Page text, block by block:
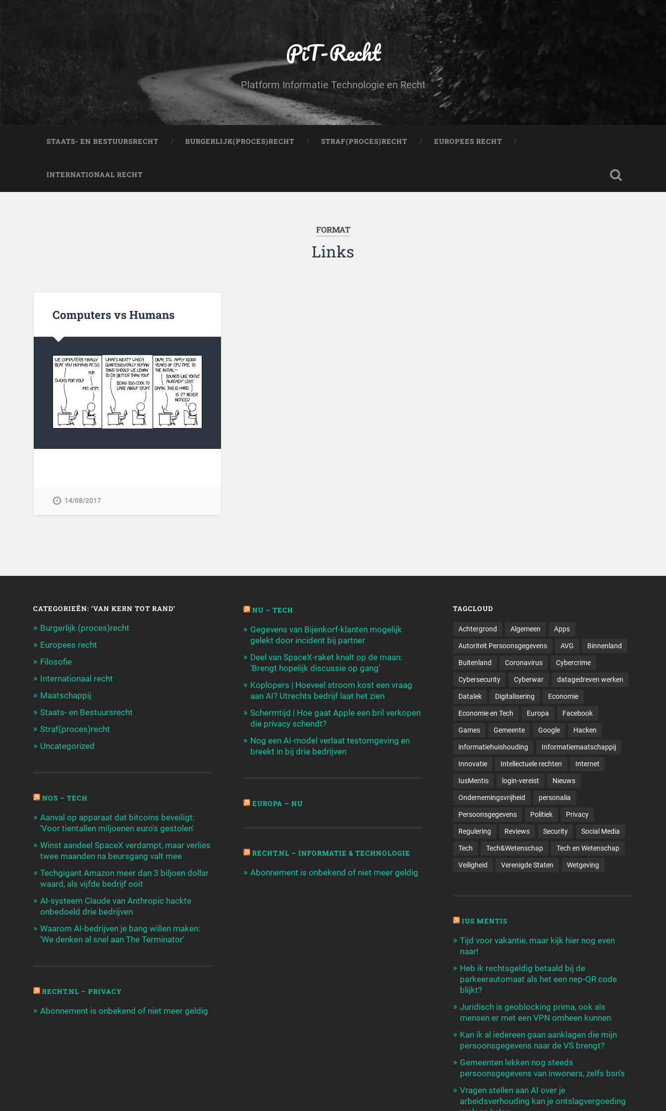
PiT-Recht
Platform Informatie Technologie en Recht
STAATS- EN BESTUURSRECHT BURGERLIJK(PROCES)RECHT STRAF(PROCES)RECHT EUROPEES RECHT
INTERNATIONAAL RECHT
FORMAT
Links
Computers vs Humans
14/08/2017
CATEGORIEËN: ‘VAN KERN TOT RAND’
Burgerlijk (proces)recht
Europees recht
Filosofie
Internationaal recht
Maatschappij
Staats- en Bestuursrecht
Straf(proces)recht
Uncategorized
NOS – TECH
Aanval op apparaat dat bitcoins beveiligt:
'Voor tientallen miljoenen euro's gestolen'
Winst aandeel SpaceX verdampt, maar verlies
twee maanden na beursgang valt mee
Techgigant Amazon meer dan 3 biljoen dollar
waard, als vijfde bedrijf ooit
AI-systeem Claude van Anthropic hackte
onbedoeld drie bedrijven
Waarom AI-bedrijven je bang willen maken:
'We denken al snel aan The Terminator'
RECHT.NL – PRIVACY
Abonnement is onbekend of niet meer geldig
NU – TECH
Gegevens van Bijenkorf-klanten mogelijk
gelekt door incident bij partner
Deel van SpaceX-raket knalt op de maan:
'Brengt hopelijk discussie op gang'
Koplopers | Hoeveel stroom kost een vraag
aan AI? Utrechts bedrijf laat het zien
Schermtijd | Hoe gaat Apple een bril verkopen
die privacy schendt?
Nog een AI-model verlaat testomgeving en
breekt in bij drie bedrijven
EUROPA – NU
RECHT.NL – INFORMATIE & TECHNOLOGIE
Abonnement is onbekend of niet meer geldig
TAGCLOUD
Achtergrond Algemeen Apps
Autoriteit Persoonsgegevens AVG Binnenland
Buitenland Coronavirus Cybercrime
Cybersecurity Cyberwar datagedreven werken
Datalek Digitalisering Economie
Economie en Tech Europa Facebook
Games Gemeente Google Hacken
informatiehuishouding Informatiemaatschappij
Innovatie Intellectuele rechten Internet
IusMentis login-vereist Nieuws
Ondernemingsvrijheid personalia
Persoonsgegevens Politiek Privacy
Regulering Reviews Security Social Media
Tech Tech&Wetenschap Tech en Wetenschap
Veiligheid Verenigde Staten Wetgeving
IUS MENTIS
Tijd voor vakantie, maar kijk hier nog even
naar!
Heb ik rechtsgeldig betaald bij de
parkeerautomaat als het een nep-QR code
blijkt?
Juridisch is geoblocking prima, ook als
mensen er met een VPN omheen kunnen
Kan ik al iedereen gaan aanklagen die mijn
persoonsgegevens naar de VS brengt?
Gemeenten lekken nog steeds
persoonsgegevens van inwoners, zelfs bsn’s
Vragen stellen aan AI over je
arbeidsverhouding kan je ontslagvergoeding